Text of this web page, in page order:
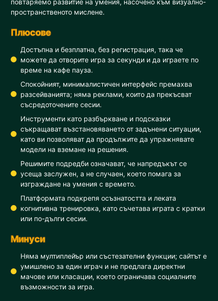
пространственото мислене.
Плюсове
Достъпна и безплатна, без регистрация, така че
можете да отворите игра за секунди и да играете по
време на кафе пауза.
Спокойният, минималистичен интерфейс премахва
разсейванията; няма реклами, които да прекъсват
съсредоточените сесии.
Инструменти като разбъркване и подсказки
съкращават възстановяването от задънени ситуации,
като ви позволяват да продължите да упражнявате
модели на вземане на решения.
Решимите подредби означават, че напредъкът се
усеща заслужен, а не случаен, което помага за
изграждане на умения с времето.
Платформата подкрепя осъзнатостта и леката
когнитивна тренировка, като съчетава играта с кратки
или по-дълги сесии.
Минуси
Няма мултиплейър или състезателни функции; сайтът е
умишлено за един играч и не предлага директни
мачове или класации, което ограничава социалните
възможности за игра.